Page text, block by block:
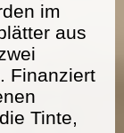
im
aus
Finanziert
Tinte,